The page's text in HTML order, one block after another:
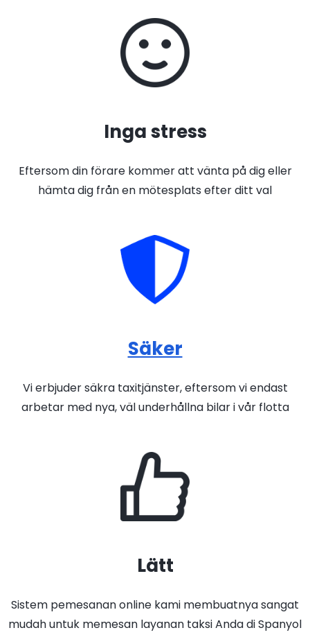
Inga stress
Eftersom din förare kommer att vänta på dig eller
hämta dig från en mötesplats efter ditt val
Säker
Vi erbjuder säkra taxitjänster, eftersom vi endast
arbetar med nya, väl underhållna bilar i vår flotta
Lätt
Sistem pemesanan online kami membuatnya sangat
mudah untuk memesan layanan taksi Anda di Spanyol